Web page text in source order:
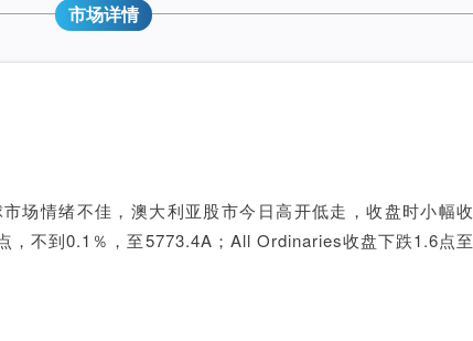
市场详情
场情绪不佳，澳大利亚股市今日高开低走，收盘时小幅收
，不到0.1％，至5773.4A；All Ordinaries收盘下跌1.6点至